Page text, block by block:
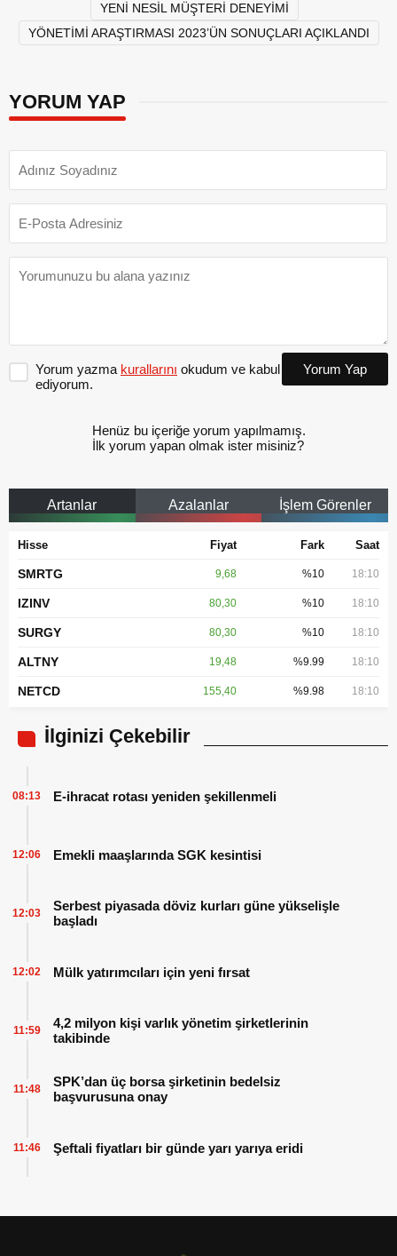
YENİ NESİL MÜŞTERİ DENEYİMİ
YÖNETİMİ ARAŞTIRMASI 2023’ÜN SONUÇLARI AÇIKLANDI
YORUM YAP
Yorum yazma kurallarını okudum ve kabul
ediyorum.
Yorum Yap
Henüz bu içeriğe yorum yapılmamış.
İlk yorum yapan olmak ister misiniz?
Artanlar Azalanlar İşlem Görenler
Hisse Fiyat Fark Saat
SMRTG 9,68 %10 18:10
IZINV 80,30 %10 18:10
SURGY 80,30 %10 18:10
ALTNY 19,48 %9.99 18:10
NETCD 155,40 %9.98 18:10
İlginizi Çekebilir
E-ihracat rotası yeniden şekillenmeli
08:13
Emekli maaşlarında SGK kesintisi
12:06
Serbest piyasada döviz kurları güne yükselişle
başladı
12:03
Mülk yatırımcıları için yeni fırsat
12:02
4,2 milyon kişi varlık yönetim şirketlerinin
takibinde
11:59
SPK’dan üç borsa şirketinin bedelsiz
başvurusuna onay
11:48
Şeftali fiyatları bir günde yarı yarıya eridi
11:46